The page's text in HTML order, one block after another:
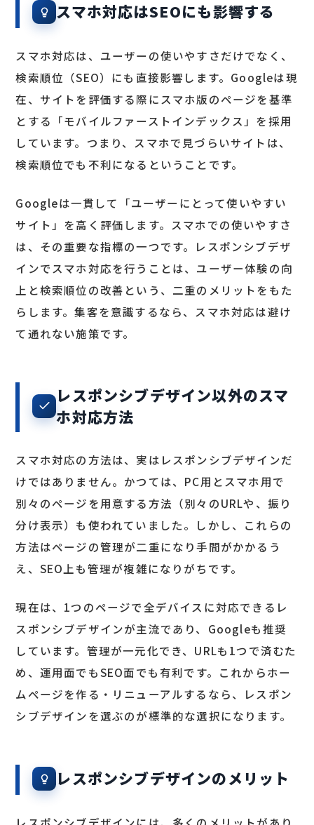
スマホ対応はSEOにも影響する
スマホ対応は、ユーザーの使いやすさだけでなく、
検索順位（SEO）にも直接影響します。Googleは現
在、サイトを評価する際にスマホ版のページを基準
とする「モバイルファーストインデックス」を採用
しています。つまり、スマホで見づらいサイトは、
検索順位でも不利になるということです。
Googleは一貫して「ユーザーにとって使いやすい
サイト」を高く評価します。スマホでの使いやすさ
は、その重要な指標の一つです。レスポンシブデザ
インでスマホ対応を行うことは、ユーザー体験の向
上と検索順位の改善という、二重のメリットをもた
らします。集客を意識するなら、スマホ対応は避け
て通れない施策です。
レスポンシブデザイン以外のスマ
ホ対応方法
スマホ対応の方法は、実はレスポンシブデザインだ
けではありません。かつては、PC用とスマホ用で
別々のページを用意する方法（別々のURLや、振り
分け表示）も使われていました。しかし、これらの
方法はページの管理が二重になり手間がかかるう
え、SEO上も管理が複雑になりがちです。
現在は、1つのページで全デバイスに対応できるレ
スポンシブデザインが主流であり、Googleも推奨
しています。管理が一元化でき、URLも1つで済むた
め、運用面でもSEO面でも有利です。これからホー
ムページを作る・リニューアルするなら、レスポン
シブデザインを選ぶのが標準的な選択になります。
レスポンシブデザインのメリット